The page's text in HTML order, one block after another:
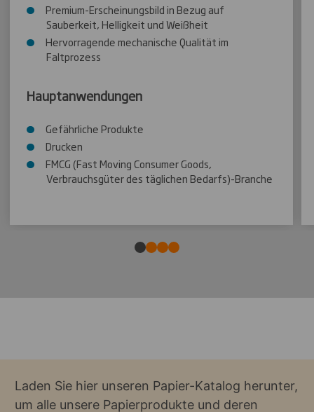
Premium-Erscheinungsbild in Bezug auf
Sauberkeit, Helligkeit und Weißheit
Hervorragende mechanische Qualität im
Faltprozess
Hauptanwendungen
Gefährliche Produkte
Drucken
FMCG (Fast Moving Consumer Goods,
Verbrauchsgüter des täglichen Bedarfs)-Branche
Laden Sie hier unseren Papier-Katalog herunter,
um alle unsere Papierprodukte und deren